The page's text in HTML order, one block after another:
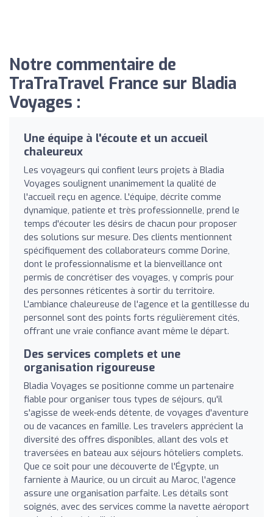
Notre commentaire de
TraTraTravel France sur Bladia
Voyages :
Une équipe à l'écoute et un accueil
chaleureux
Les voyageurs qui confient leurs projets à Bladia
Voyages soulignent unanimement la qualité de
l'accueil reçu en agence. L'équipe, décrite comme
dynamique, patiente et très professionnelle, prend le
temps d'écouter les désirs de chacun pour proposer
des solutions sur mesure. Des clients mentionnent
spécifiquement des collaborateurs comme Dorine,
dont le professionnalisme et la bienveillance ont
permis de concrétiser des voyages, y compris pour
des personnes réticentes à sortir du territoire.
L'ambiance chaleureuse de l'agence et la gentillesse du
personnel sont des points forts régulièrement cités,
offrant une vraie confiance avant même le départ.
Des services complets et une
organisation rigoureuse
Bladia Voyages se positionne comme un partenaire
fiable pour organiser tous types de séjours, qu'il
s'agisse de week-ends détente, de voyages d'aventure
ou de vacances en famille. Les travelers apprécient la
diversité des offres disponibles, allant des vols et
traversées en bateau aux séjours hôteliers complets.
Que ce soit pour une découverte de l'Égypte, un
farniente à Maurice, ou un circuit au Maroc, l'agence
assure une organisation parfaite. Les détails sont
soignés, avec des services comme la navette aéroport